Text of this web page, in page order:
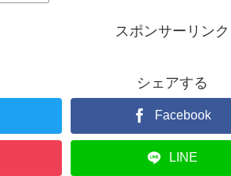
スポンサーリンク
シェアする
Facebook
LINE